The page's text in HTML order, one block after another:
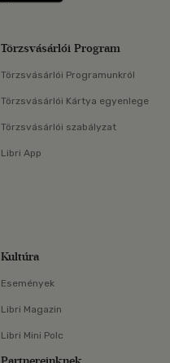
Törzsvásárlói Program
Törzsvásárlói Programunkról
Törzsvásárlói Kártya egyenlege
Törzsvásárlói szabályzat
Libri App
Kultúra
Események
Libri Magazin
Libri Mini Polc